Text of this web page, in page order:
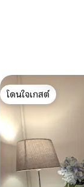
โดนใจเกสต์
โดนใจเกสต์